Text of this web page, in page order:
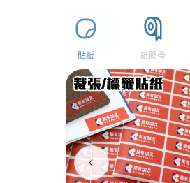
貼紙 紙膠帶